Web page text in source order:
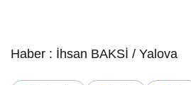
Haber : İhsan BAKSİ / Yalova